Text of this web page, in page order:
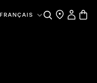
FRANÇAIS SearchFind a store
My